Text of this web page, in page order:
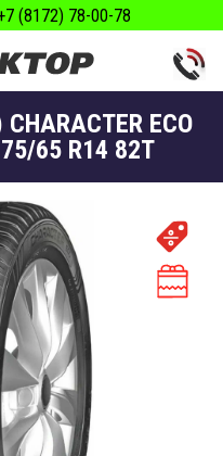
(8172) 78-00-78
ECO
65 R14 82Т